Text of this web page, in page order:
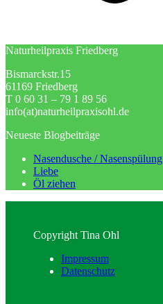
Naturheilpraxis Friedberg
Bismarckstr.15
61169 Friedberg
T 0 60 31 – 79 1 89 56
info(at)naturheilpraxisohl.de
Neueste Blogbeiträge
Nasendusche / Nasenspülung
Liebe
Öl ziehen
Copyright Tina Ohl
Impressum
Datenschutz